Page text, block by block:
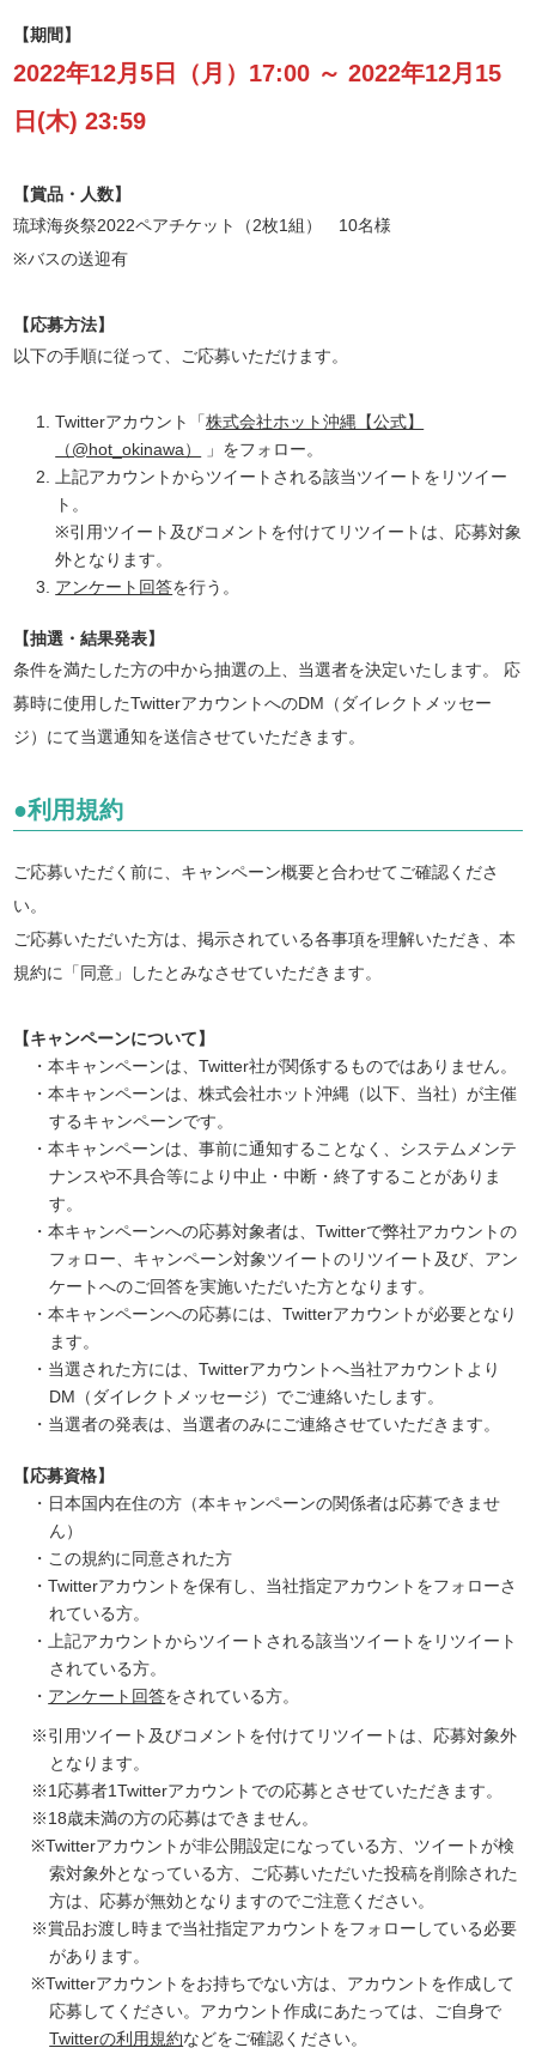
【期間】
2022年12月5日（月）17:00 ～ 2022年12月15
日(木) 23:59
【賞品・人数】
琉球海炎祭2022ペアチケット（2枚1組） 10名様
※バスの送迎有
【応募方法】
以下の手順に従って、ご応募いただけます。
Twitterアカウント「株式会社ホット沖縄【公式】
（@hot_okinawa）
」をフォロー。
上記アカウントからツイートされる該当ツイートをリツイー
ト。
※引用ツイート及びコメントを付けてリツイートは、応募対象
外となります。
アンケート回答を行う。
【抽選・結果発表】
条件を満たした方の中から抽選の上、当選者を決定いたします。 応
募時に使用したTwitterアカウントへのDM（ダイレクトメッセー
ジ）にて当選通知を送信させていただきます。
●利用規約
ご応募いただく前に、キャンペーン概要と合わせてご確認くださ
い。
ご応募いただいた方は、掲示されている各事項を理解いただき、本
規約に「同意」したとみなさせていただきます。
【キャンペーンについて】
・本キャンペーンは、Twitter社が関係するものではありません。
・本キャンペーンは、株式会社ホット沖縄（以下、当社）が主催
するキャンペーンです。
・本キャンペーンは、事前に通知することなく、システムメンテ
ナンスや不具合等により中止・中断・終了することがありま
す。
・本キャンペーンへの応募対象者は、Twitterで弊社アカウントの
フォロー、キャンペーン対象ツイートのリツイート及び、アン
ケートへのご回答を実施いただいた方となります。
・本キャンペーンへの応募には、Twitterアカウントが必要となり
ます。
・当選された方には、Twitterアカウントへ当社アカウントより
DM（ダイレクトメッセージ）でご連絡いたします。
・当選者の発表は、当選者のみにご連絡させていただきます。
【応募資格】
・日本国内在住の方（本キャンペーンの関係者は応募できませ
ん）
・この規約に同意された方
・Twitterアカウントを保有し、当社指定アカウントをフォローさ
れている方。
・上記アカウントからツイートされる該当ツイートをリツイート
されている方。
・ アンケート回答をされている方。
※引用ツイート及びコメントを付けてリツイートは、応募対象外
となります。
※1応募者1Twitterアカウントでの応募とさせていただきます。
※18歳未満の方の応募はできません。
※Twitterアカウントが非公開設定になっている方、ツイートが検
索対象外となっている方、ご応募いただいた投稿を削除された
方は、応募が無効となりますのでご注意ください。
※賞品お渡し時まで当社指定アカウントをフォローしている必要
があります。
※Twitterアカウントをお持ちでない方は、アカウントを作成して
応募してください。アカウント作成にあたっては、ご自身で
Twitterの利用規約などをご確認ください。